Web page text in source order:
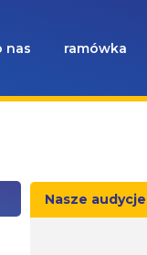
nas ramówka
Nasze audycje